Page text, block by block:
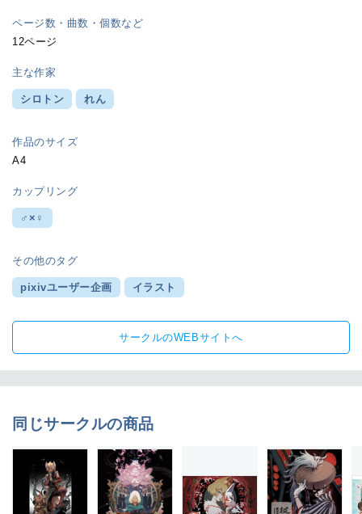
ページ数・曲数・個数など
12ページ
主な作家
シロトン れん
作品のサイズ
A4
カップリング
♂×♀
その他のタグ
pixivユーザー企画 イラスト
サークルのWEBサイトへ
同じサークルの商品